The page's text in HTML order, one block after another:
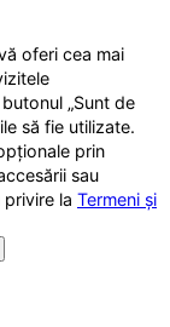
oferi cea mai
„Sunt de
să fie utilizate.
prin
sau
la Termeni și